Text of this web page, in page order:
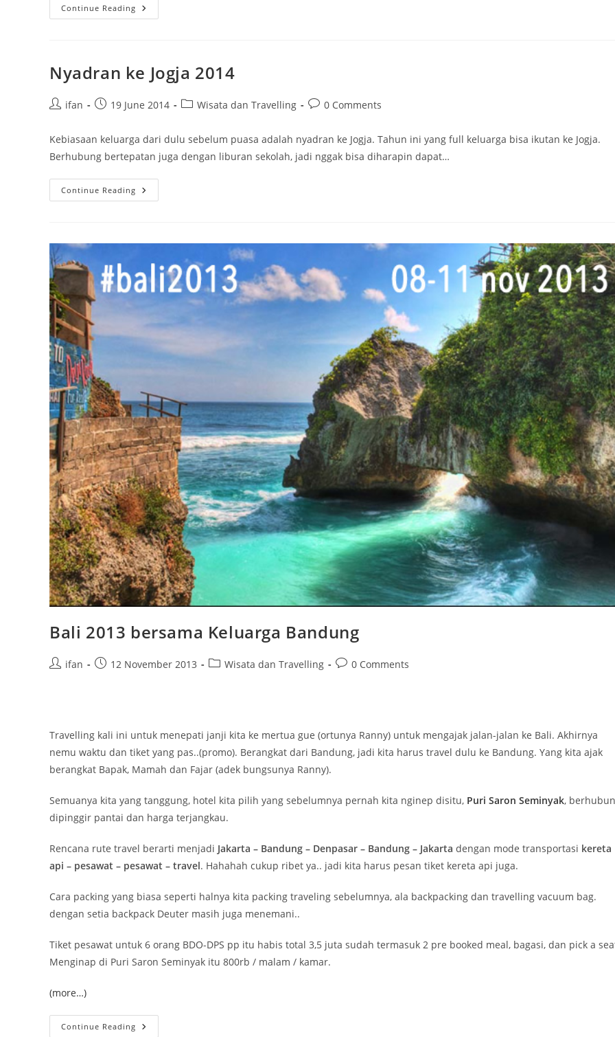
Continue Reading Nyadran
Ke
Nyadran ke Jogja 2014
Postifan
Post19 June 2014
PostWisata dan Travelling
Post0 Comments
Kebiasaan keluarga dari dulu sebelum puasa adalah nyadran ke Jogja. Tahun ini yang full keluarga bisa ikutan ke Jogja.
Berhubung bertepatan juga dengan liburan sekolah, jadi nggak bisa diharapin dapat…
Continue Reading Nyadran
Ke
Bali 2013 bersama Keluarga Bandung
Postifan
Post12 November 2013
PostWisata dan Travelling
Post0 Comments
Travelling kali ini untuk menepati janji kita ke mertua gue (ortunya Ranny) untuk mengajak jalan-jalan ke Bali. Akhirnya
nemu waktu dan tiket yang pas..(promo). Berangkat dari Bandung, jadi kita harus travel dulu ke Bandung. Yang kita ajak
berangkat Bapak, Mamah dan Fajar (adek bungsunya Ranny).
Semuanya kita yang tanggung, hotel kita pilih yang sebelumnya pernah kita nginep disitu, Puri Saron Seminyak,
dipinggir pantai dan harga terjangkau.
Rencana rute travel berarti menjadi Jakarta – Bandung – Denpasar – Bandung – Jakarta dengan mode transportasi kereta
api – pesawat – pesawat – travel. Hahahah cukup ribet ya.. jadi kita harus pesan tiket kereta api juga.
Cara packing yang biasa seperti halnya kita packing traveling sebelumnya, ala backpacking dan travelling vacuum bag.
dengan setia backpack Deuter masih juga menemani..
Tiket pesawat untuk 6 orang BDO-DPS pp itu habis total 3,5 juta sudah termasuk 2 pre booked meal, bagasi, dan pick a
Menginap di Puri Saron Seminyak itu 800rb / malam / kamar.
(more…)
Continue Reading Bali